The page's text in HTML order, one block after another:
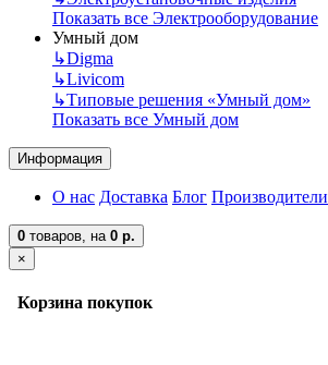
Показать все Электрооборудование
Умный дом
↳Digma
↳Livicom
↳Типовые решения «Умный дом»
Показать все Умный дом
Информация
О нас Доставка Блог Производители
0 товаров, на 0 р.
×
Корзина покупок